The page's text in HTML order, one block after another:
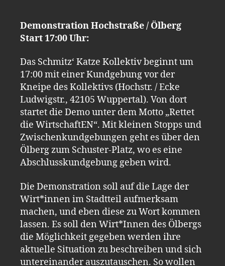
Demonstration Hochstraße / Ölberg
Start 17:00 Uhr:
Das Schmitz‘ Katze Kollektiv beginnt um
17:00 mit einer Kundgebung vor der
Kneipe des Kollektivs (Hochstr. / Ecke
Ludwigstr., 42105 Wuppertal). Von dort
startet die Demo unter dem Motto „Rettet
die WirtschaftEN“. Mit kleinen Stopps und
Zwischenkundgebungen geht es über den
Ölberg zum Schuster-Platz, wo es eine
Abschlusskundgebung geben wird.
Die Demonstration soll auf die Lage der
Wirt*innen im Stadtteil aufmerksam
machen, und eben diese zu Wort kommen
lassen. Es soll den Wirt*Innen des Ölbergs
die Möglichkeit gegeben werden ihre
aktuelle Situation zu beschreiben und sich
untereinander auszutauschen. So wollen